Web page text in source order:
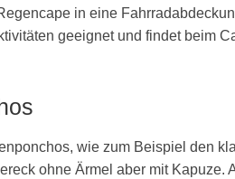
in eine
geeignet und findet beim
wie zum Beispiel den
ohne Ärmel aber mit Kapuze.